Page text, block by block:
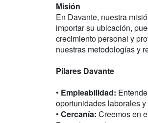
Misión
En Davante, nuestra
importar su ubicación,
crecimiento personal y
nuestras metodologías y
Pilares Davante
• Empleabilidad:
oportunidades laborales
• Cercanía: Creemos en